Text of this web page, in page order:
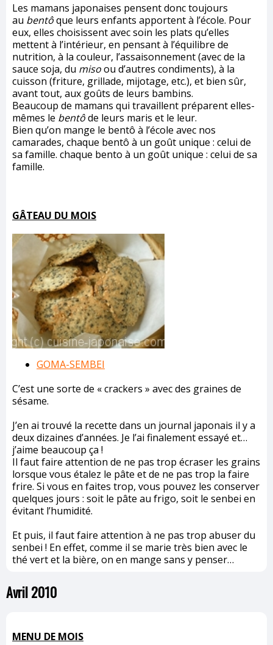
Les mamans japonaises pensent donc toujours
au bentôque leurs enfants apportent à l’école. Pour
eux, elles choisissent avec soin les plats qu’elles
mettent à l’intérieur, en pensant à l’équilibre de
nutrition, à la couleur, l’assaisonnement (avec de la
sauce soja, du misoou d’autres condiments), à la
cuisson (friture, grillade, mijotage, etc.), et bien sûr,
avant tout, aux goûts de leurs bambins.
Beaucoup de mamans qui travaillent préparent elles-
mêmes le bentôde leurs maris et le leur.
Bien qu’on mange le bentô à l’école avec nos
camarades, chaque bentô à un goût unique : celui de
sa famille. chaque bento à un goût unique : celui de sa
famille.
GÂTEAU DU MOIS
GOMA-SEMBEI
C’est une sorte de « crackers » avec des graines de
sésame.
J’en ai trouvé la recette dans un journal japonais il y a
deux dizaines d’années. Je l’ai finalement essayé et…
j’aime beaucoup ça !
Il faut faire attention de ne pas trop écraser les grains
lorsque vous étalez le pâte et de ne pas trop la faire
frire. Si vous en faites trop, vous pouvez les conserver
quelques jours : soit le pâte au frigo, soit le senbei en
évitant l’humidité.
Et puis, il faut faire attention à ne pas trop abuser du
senbei ! En effet, comme il se marie très bien avec le
thé vert et la bière, on en mange sans y penser…
Avril 2010
MENU DE MOIS